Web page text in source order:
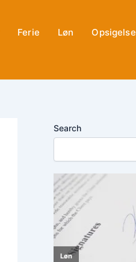
Ferie Løn Opsigelse
Search